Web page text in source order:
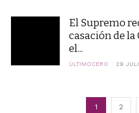
El Supremo
casación de
el...
ÚLTIMOCERO 29
1 2